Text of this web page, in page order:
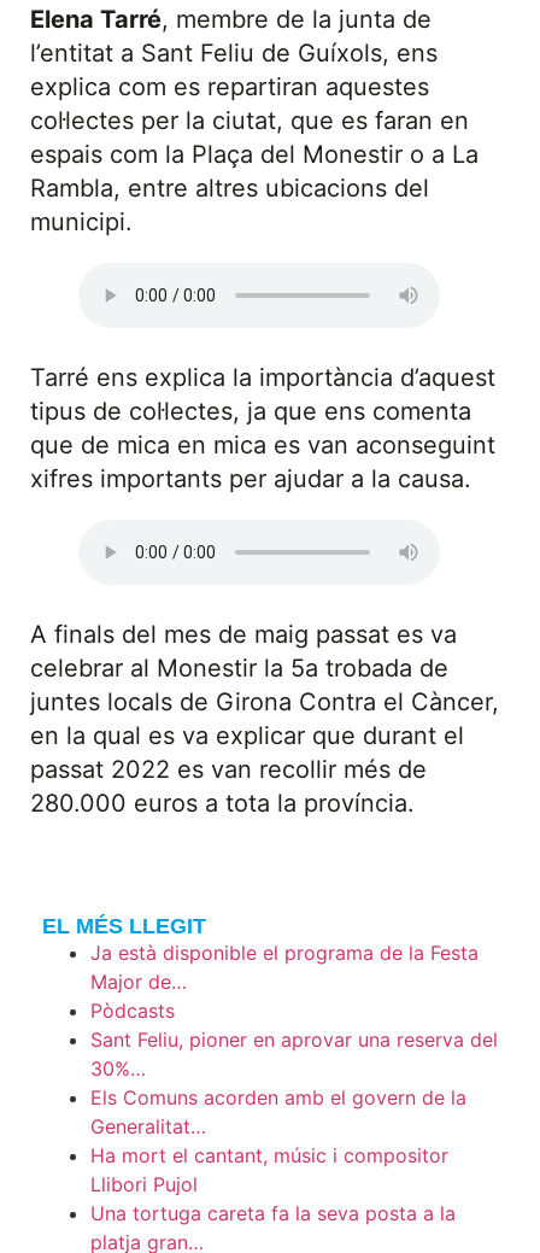
Elena Tarré, membre de la junta de
l’entitat a Sant Feliu de Guíxols, ens
explica com es repartiran aquestes
col·lectes per la ciutat, que es faran en
espais com la Plaça del Monestir o a La
Rambla, entre altres ubicacions del
municipi.
Tarré ens explica la importància d’aquest
tipus de col·lectes, ja que ens comenta
que de mica en mica es van aconseguint
xifres importants per ajudar a la causa.
A finals del mes de maig passat es va
celebrar al Monestir la 5a trobada de
juntes locals de Girona Contra el Càncer,
en la qual es va explicar que durant el
passat 2022 es van recollir més de
280.000 euros a tota la província.
EL MÉS LLEGIT
Ja està disponible el programa de la Festa
Major de…
Pòdcasts
Sant Feliu, pioner en aprovar una reserva del
30%…
Els Comuns acorden amb el govern de la
Generalitat…
Ha mort el cantant, músic i compositor
Llibori Pujol
Una tortuga careta fa la seva posta a la
platja gran…